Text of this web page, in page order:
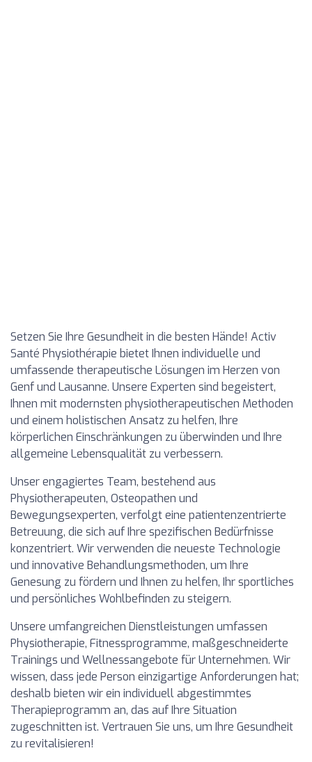
Setzen Sie Ihre Gesundheit in die besten Hände! Activ
Santé Physiothérapie bietet Ihnen individuelle und
umfassende therapeutische Lösungen im Herzen von
Genf und Lausanne. Unsere Experten sind begeistert,
Ihnen mit modernsten physiotherapeutischen Methoden
und einem holistischen Ansatz zu helfen, Ihre
körperlichen Einschränkungen zu überwinden und Ihre
allgemeine Lebensqualität zu verbessern.
Unser engagiertes Team, bestehend aus
Physiotherapeuten, Osteopathen und
Bewegungsexperten, verfolgt eine patientenzentrierte
Betreuung, die sich auf Ihre spezifischen Bedürfnisse
konzentriert. Wir verwenden die neueste Technologie
und innovative Behandlungsmethoden, um Ihre
Genesung zu fördern und Ihnen zu helfen, Ihr sportliches
und persönliches Wohlbefinden zu steigern.
Unsere umfangreichen Dienstleistungen umfassen
Physiotherapie, Fitnessprogramme, maßgeschneiderte
Trainings und Wellnessangebote für Unternehmen. Wir
wissen, dass jede Person einzigartige Anforderungen hat;
deshalb bieten wir ein individuell abgestimmtes
Therapieprogramm an, das auf Ihre Situation
zugeschnitten ist. Vertrauen Sie uns, um Ihre Gesundheit
zu revitalisieren!